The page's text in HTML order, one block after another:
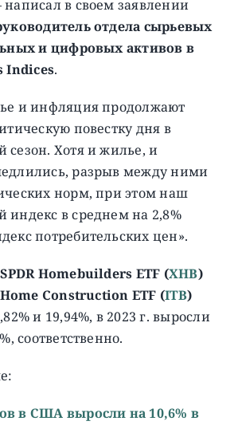
в своем заявлении
отдела сырьевых
и цифровых активов в
Indices.
и инфляция продолжают
повестку дня в
сезон. Хотя и жилье, и
разрыв между ними
норм, при этом наш
в среднем на 2,8%
потребительских цен».
SPDR Homebuilders ETF (XHB)
Construction ETF (ITB)
и 19,94%, в 2023 г. выросли
соответственно.
в США выросли на 10,6% в